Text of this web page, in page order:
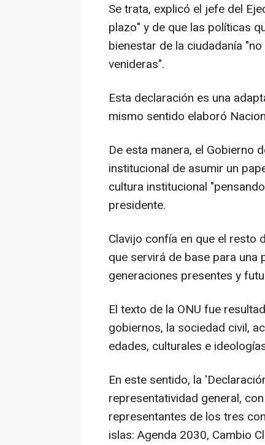
Se trata, explicó el jefe del
plazo" y de que las políticas
bienestar de la ciudadanía
venideras".
Esta declaración es una
mismo sentido elaboró
De esta manera, el Gobierno
institucional de asumir un
cultura institucional
presidente.
Clavijo confía en que el resto
que servirá de base para una
generaciones presentes y
El texto de la ONU fue
gobiernos, la sociedad civil,
edades, culturales e
En este sentido, la
representatividad general,
representantes de los tres
islas: Agenda 2030, Cambio